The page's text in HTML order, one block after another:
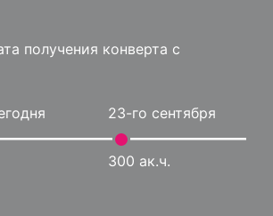
получения конверта с
23-го сентября
300 ак.ч.